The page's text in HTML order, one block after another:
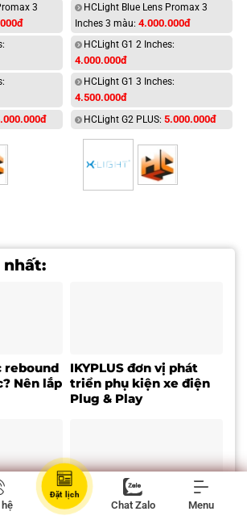
3
HCLight Blue Lens Promax 3
Inches 3 màu: 4.000.000đ
HCLight G1 2 Inches:
4.000.000đ
HCLight G1 3 Inches:
4.500.000đ
HCLight G2 PLUS: 5.000.000đ
nhất:
rebound
Nên lắp
IKYPLUS đơn vị phát
triển phụ kiện xe điện
Plug & Play
gầm
LẮP CỐP ĐIỆN VINFAST
Đặt lịch
Chat Zalo Menu